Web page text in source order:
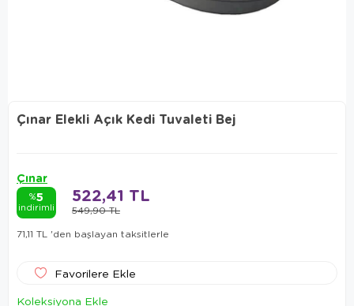
Çınar Elekli Açık Kedi Tuvaleti Bej
Çınar
%5
indirimli 549,90 TL
522,41 TL
71,11 TL 'den başlayan taksitlerle
Favorilere Ekle
Koleksiyona Ekle